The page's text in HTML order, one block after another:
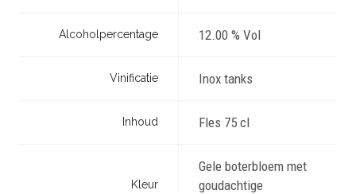
Alcoholpercentage 12.00 % Vol
Vinificatie Inox tanks
Inhoud Fles 75 cl
Kleur
Gele boterbloem met
goudachtige